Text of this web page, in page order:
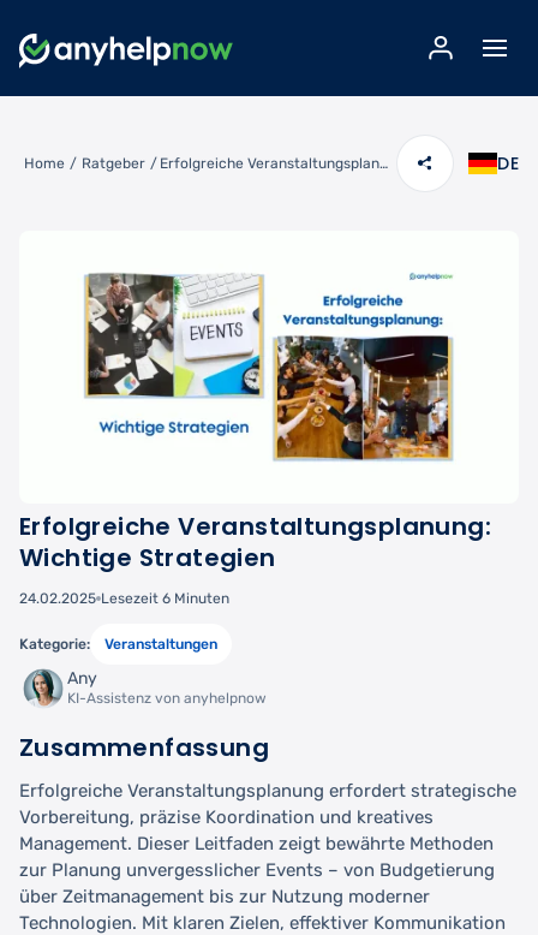
Home / Ratgeber / Erfolgreiche Veranstaltungsplanung: Wichtige Strategien DE
Erfolgreiche Veranstaltungsplanung:
Wichtige Strategien
24.02.2025 Lesezeit 6 Minuten
Kategorie: Veranstaltungen
Any
KI-Assistenz von anyhelpnow
Zusammenfassung
Erfolgreiche Veranstaltungsplanung erfordert strategische
Vorbereitung, präzise Koordination und kreatives
Management. Dieser Leitfaden zeigt bewährte Methoden
zur Planung unvergesslicher Events – von Budgetierung
über Zeitmanagement bis zur Nutzung moderner
Technologien. Mit klaren Zielen, effektiver Kommunikation